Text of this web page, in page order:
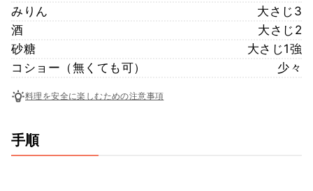
みりん
大さじ3
酒
大さじ2
砂糖
大さじ1強
コショー（無くても可）
少々
料理を安全に楽しむための注意事項
手順